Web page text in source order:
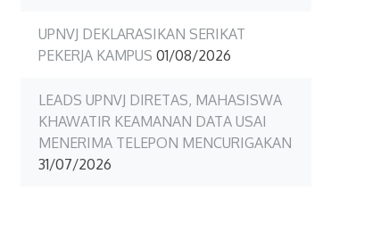
UPNVJ DEKLARASIKAN SERIKAT
PEKERJA KAMPUS 01/08/2026
LEADS UPNVJ DIRETAS, MAHASISWA
KHAWATIR KEAMANAN DATA USAI
MENERIMA TELEPON MENCURIGAKAN
31/07/2026